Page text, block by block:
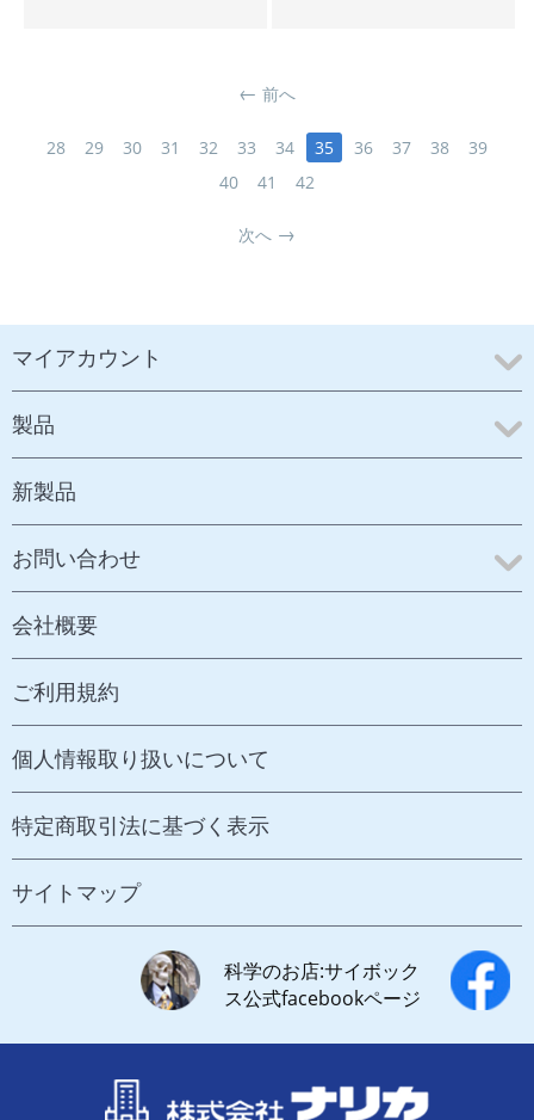
前へ
28 29 30 31 32 33 34 35 36 37 38
39
40
41 42
次へ
マイアカウント
製品
新製品
お問い合わせ
会社概要
ご利用規約
個人情報取り扱いについて
特定商取引法に基づく表示
サイトマップ
科学のお店:サイボック
ス公式facebookページ